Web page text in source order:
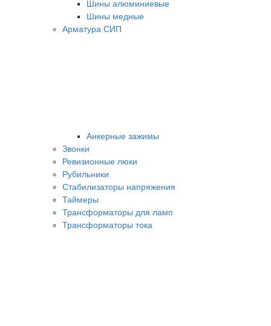
Шины алюминиевые
Шины медные
Арматура СИП
Анкерные зажимы
Звонки
Ревизионные люки
Рубильники
Стабилизаторы напряжения
Таймеры
Трансформаторы для ламп
Трансформаторы тока